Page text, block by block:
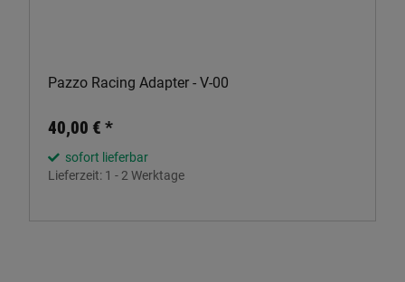
Pazzo Racing Adapter - V-00
40,00 € *
sofort lieferbar
Lieferzeit: 1 - 2 Werktage